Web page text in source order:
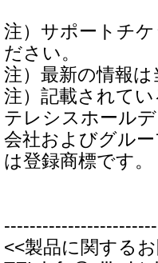
注）サポートチ
ださい。
注）最新の情報
注）記載されて
テレシスホール
会社およびグル
は登録商標です。
<<製品に関する